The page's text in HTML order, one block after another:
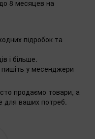
8 месяцев на
підробок та
і більше.
пишіть у месенджери
продаємо товари, а
для ваших потреб.